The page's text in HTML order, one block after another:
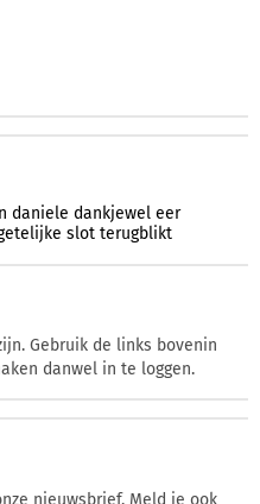
daniele dankjewel eer
slot terugblikt
Gebruik de links bovenin
danwel in te loggen.
nieuwsbrief. Meld je ook